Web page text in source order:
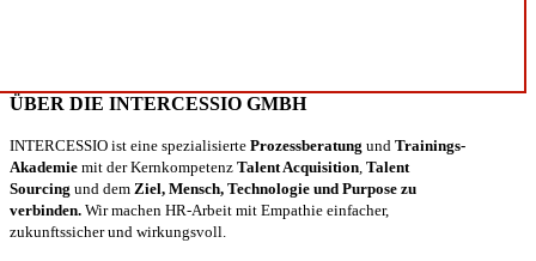
ÜBER DIE INTERCESSIO GMBH
INTERCESSIO ist eine spezialisierte Prozessberatung und Trainings-
Akademie mit der Kernkompetenz Talent Acquisition Talent
Sourcing und dem Ziel, Mensch, Technologie und Purpose zu
verbinden. Wir machen HR-Arbeit mit Empathie einfacher,
zukunftssicher und wirkungsvoll.